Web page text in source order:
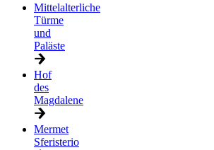
Mittelalterliche
Türme
und
Paläste
Hof
des
Magdalene
Mermet
Sferisterio